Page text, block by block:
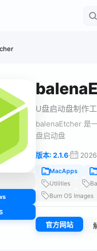
U盘启动盘制作
balenaEtcher 是
盘启动盘
版本: 2.1.6·
MacApps
Utilities
Burn OS Images
官方网站